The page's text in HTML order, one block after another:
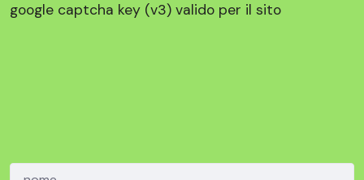
google captcha key (v3) valido per il sito